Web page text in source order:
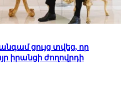
ցույց տվեց, որ
իրանցի ժողովրդի